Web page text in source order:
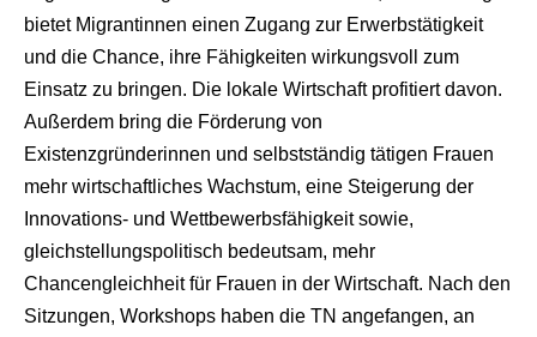
bietet Migrantinnen einen Zugang zur Erwerbstätigkeit
und die Chance, ihre Fähigkeiten wirkungsvoll zum
Einsatz zu bringen. Die lokale Wirtschaft profitiert davon.
Außerdem bring die Förderung von
Existenzgründerinnen und selbstständig tätigen Frauen
mehr wirtschaftliches Wachstum, eine Steigerung der
Innovations- und Wettbewerbsfähigkeit sowie,
gleichstellungspolitisch bedeutsam, mehr
Chancengleichheit für Frauen in der Wirtschaft. Nach den
Sitzungen, Workshops haben die TN angefangen, an